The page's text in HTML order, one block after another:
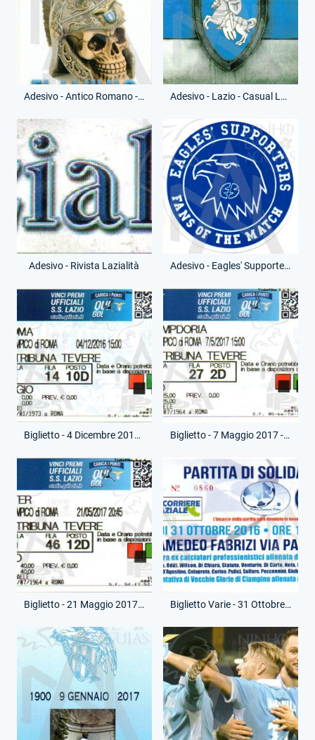
Adesivo - Antico Romano - Legione Flaminio Adesivo - Lazio - Casual London
Adesivo - Rivista Lazialità Adesivo - Eagles' Supporters - Riproduzione Moderna
Biglietto - 4 Dicembre 2016 - Campionato Serie A - Lazio-Roma Biglietto - 7 Maggio 2017 - Campionato Serie A - Lazio-Sampdoria
Biglietto - 21 Maggio 2017 - Campionato Serie A - Lazio-Inter Biglietto Varie - 31 Ottobre 2016 - Partita Solidarietà Amatrice - Vecchie Glorie Lazio-Roma-Vecchie Glorie Ciampino